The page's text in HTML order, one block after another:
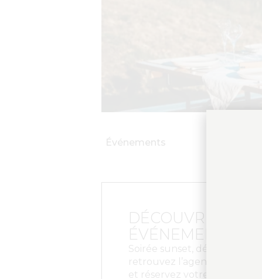
Événements
DÉCOUVRIR NOS
ÉVÉNEMENTS
Soirée sunset, dégustation
retrouvez l’agenda
et réservez votre moment